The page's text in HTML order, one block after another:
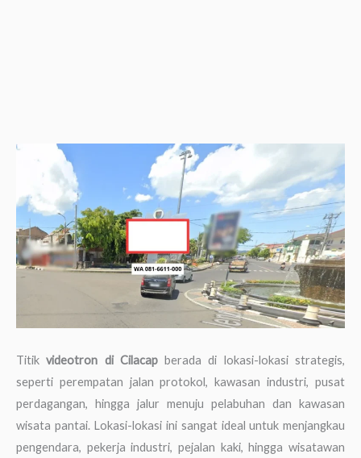
Titikvideotron di Cilacapberada di lokasi-lokasi strategis,
seperti perempatan jalan protokol, kawasan industri, pusat
perdagangan, hingga jalur menuju pelabuhan dan kawasan
wisata pantai. Lokasi-lokasi ini sangat ideal untuk menjangkau
pengendara, pekerja industri, pejalan kaki, hingga wisatawan